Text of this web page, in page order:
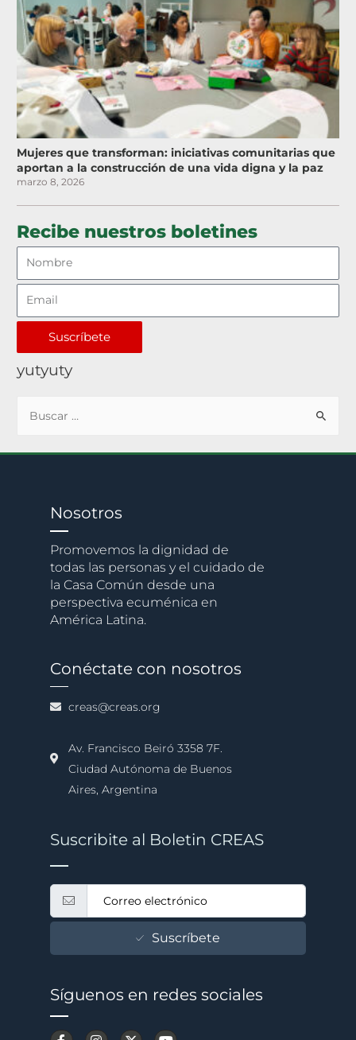
Mujeres que transforman: iniciativas comunitarias que
aportan a la construcción de una vida digna y la paz
marzo 8, 2026
Recibe nuestros boletines
Suscríbete
yutyuty
Nosotros
Promovemos la dignidad de
todas las personas y el cuidado de
la Casa Común desde una
perspectiva ecuménica en
América Latina.
Conéctate con nosotros
creas@creas.org
Av. Francisco Beiró 3358 7F.
Ciudad Autónoma de Buenos
Aires, Argentina
Suscribite al Boletin CREAS
Suscríbete
Síguenos en redes sociales